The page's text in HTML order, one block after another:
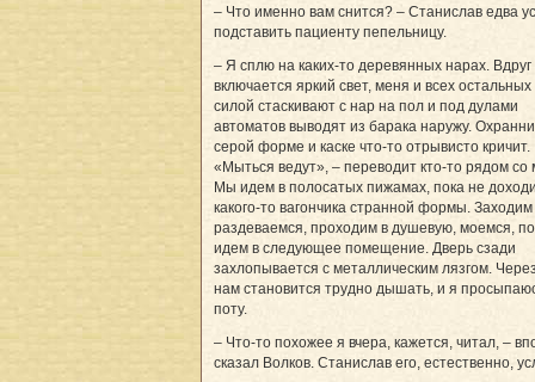
– Что именно вам снится? – Станислав едва
подставить пациенту пепельницу.
– Я сплю на каких-то деревянных нарах. Вдруг
включается яркий свет, меня и всех остальных
силой стаскивают с нар на пол и под дулами
автоматов выводят из барака наружу.
серой форме и каске что-то отрывисто кричит.
«Мыться ведут», – переводит кто-то рядом со
Мы идем в полосатых пижамах, пока не
какого-то вагончика странной формы. Заходим
раздеваемся, проходим в душевую, моемся,
идем в следующее помещение. Дверь сзади
захлопывается с металлическим лязгом.
нам становится трудно дышать, и я
поту.
– Что-то похожее я вчера, кажется, читал, –
сказал Волков. Станислав его, естественно,